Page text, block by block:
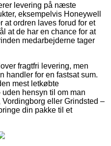
levering på næste
eksempelvis Honeywell
at ordren laves forud for et
at de har en chance for at
medarbejderne tager
fragtfri levering, men
handler for en fastsat sum.
mest letkøbte
hensyn til om man
eller Grindsted –
din pakke til et